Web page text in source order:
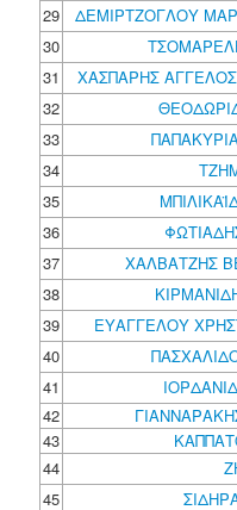
29
ΔΕΜΙΡΤΖΟΓΛΟΥ
30
31
ΧΑΣΠΑΡΗΣ
32
33
34
35
36
37
ΧΑΛΒΑΤΖΗΣ
38
39
ΕΥΑΓΓΕΛΟΥ
40
41
42
43
44
45